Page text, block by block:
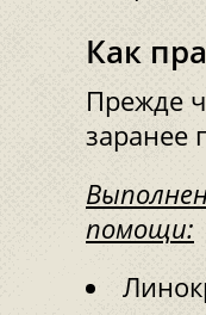
Как
Прежде
заранее
помощи: